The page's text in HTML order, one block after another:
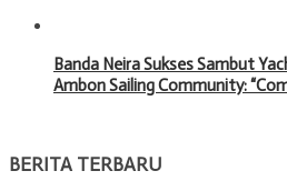
Banda Neira Sukses Sambut
Ambon Sailing Community:
BERITA TERBARU